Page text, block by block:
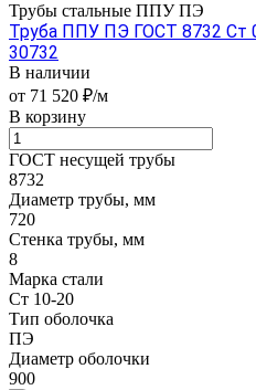
Трубы стальные ППУ ПЭ
Труба ППУ ПЭ ГОСТ 8732 Ст
30732
В наличии
от 71 520 ₽/м
В корзину
ГОСТ несущей трубы
8732
Диаметр трубы, мм
720
Стенка трубы, мм
8
Марка стали
Ст 10-20
Тип оболочка
ПЭ
Диаметр оболочки
900